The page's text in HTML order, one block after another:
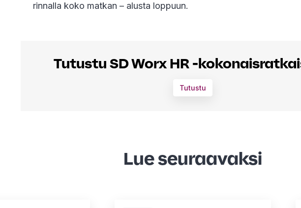
rinnalla koko matkan – alusta loppuun.
Tutustu SD Worx HR -
Tutustu
Lue seuraavaksi